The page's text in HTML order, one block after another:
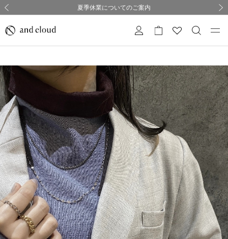
採用のご案内
熊本県熊本地方を震源とする地震の影響について
夏季休業についてのご案内
購入証明書ペーパーレス化のお知らせ
採用のご案内
熊本県熊本地方を震源とする地震の影響について